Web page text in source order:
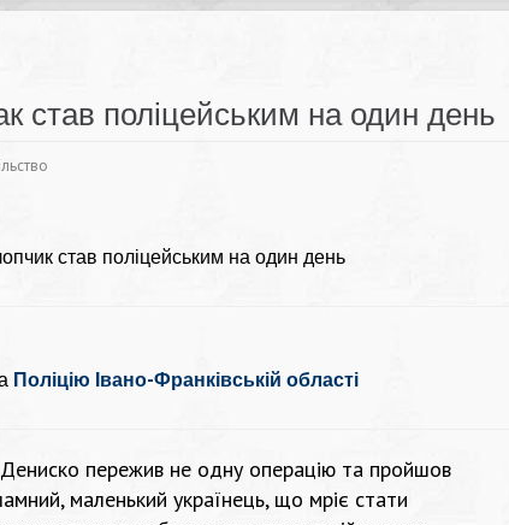
став поліцейським на один день
став поліцейським на один день
Поліцію Івано-Франківській області
Дениско пережив не одну операцію та пройшов
маленький українець, що мріє стати